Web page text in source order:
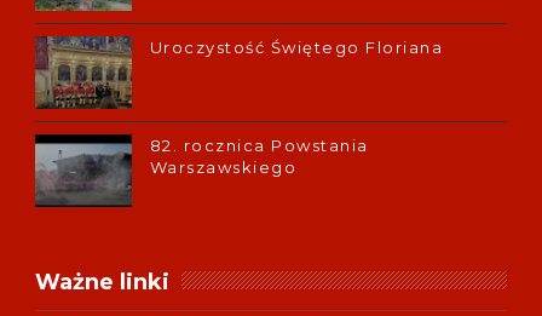
Uroczystość Świętego Floriana
82. rocznica Powstania
Warszawskiego
Ważne linki